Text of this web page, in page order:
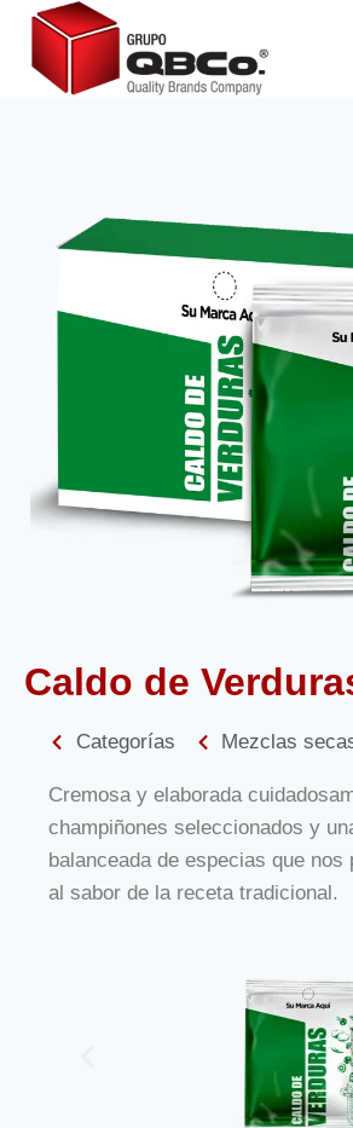
Caldo de
Categorías Mezclas
Cremosa y elaborada
champiñones seleccionados y
balanceada de especias que nos
al sabor de la receta tradicional.